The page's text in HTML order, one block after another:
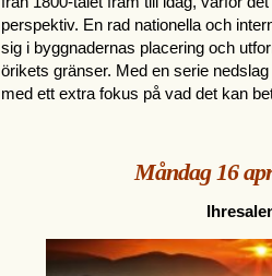
perspektiv. En rad nationella och
sig i byggnadernas placering och
örikets gränser. Med en serie
med ett extra fokus på vad det kan
Måndag 16